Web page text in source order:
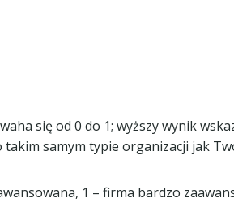
się od 0 do 1; wyższy wynik
samym typie organizacji jak
1 – firma bardzo